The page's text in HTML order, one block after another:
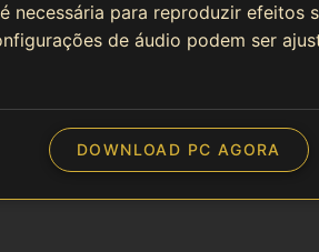
necessária para reproduzir efeitos
de áudio podem ser
DOWNLOAD PC AGORA